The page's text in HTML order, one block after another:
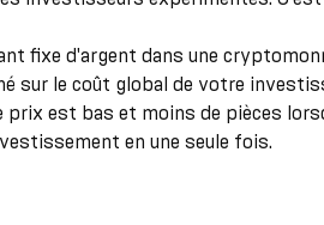
fixe d'argent dans une
sur le coût global de votre
est bas et moins de pièces
en une seule fois.